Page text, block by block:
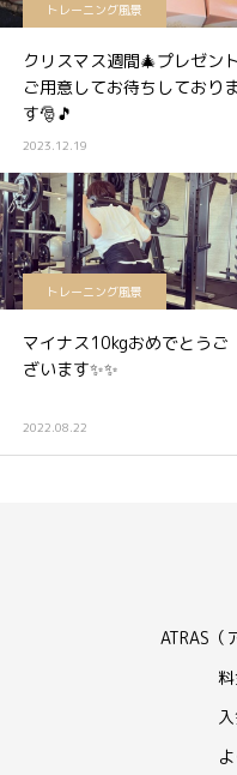
トレーニング風景
クリスマス週間🎄プレゼン
ご用意してお待ちしており
す🎅🎵
2023.12.19
トレーニング風景
マイナス10kgおめでとうご
ざいます✨✨
2022.08.22
ATRAS（